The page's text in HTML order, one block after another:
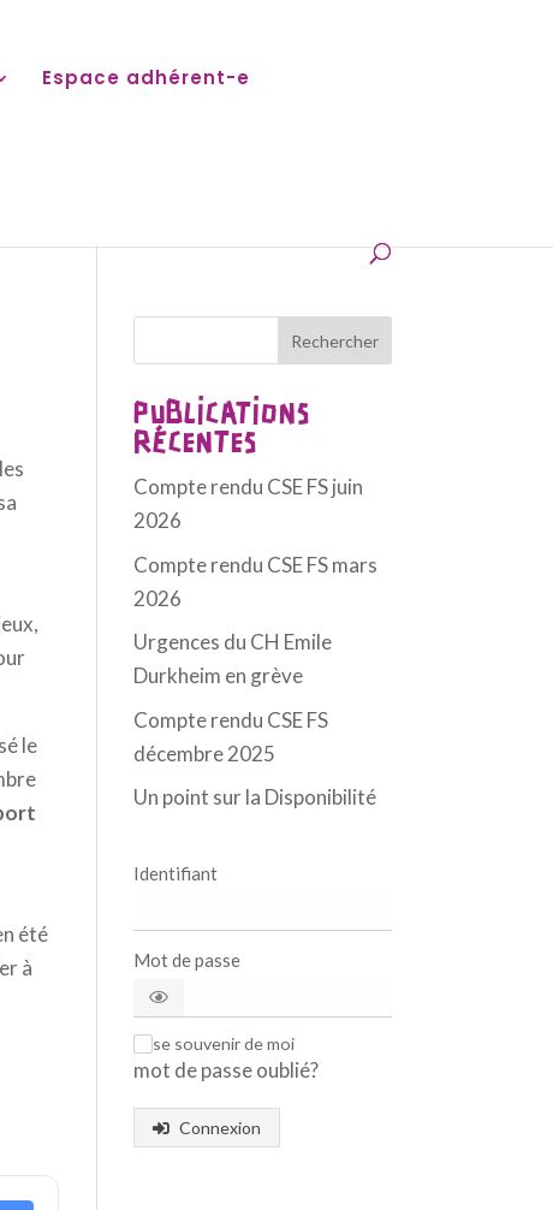
Espace adhérent-e
le
été
à
Rechercher
PUBLICATIONS
RÉCENTES
Compte rendu CSE FS juin
2026
Compte rendu CSE FS mars
2026
Urgences du CH Emile
Durkheim en grève
Compte rendu CSE FS
décembre 2025
Un point sur la Disponibilité
Identifiant
Mot de passe
se souvenir de moi
mot de passe oublié?
Connexion